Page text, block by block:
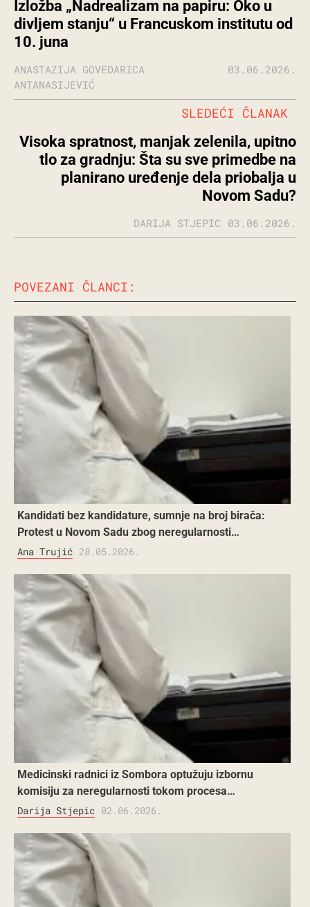
Izložba „Nadrealizam na papiru: Oko u
divljem stanju“ u Francuskom institutu od
10. juna
ANASTAZIJA GOVEDARICA
ANTANASIJEVIĆ
03.06.2026.
Visoka spratnost, manjak zelenila, upitno
tlo za gradnju: Šta su sve primedbe na
planirano uređenje dela priobalja u
Novom Sadu?
SLEDEĆI ČLANAK
DARIJA STJEPIC 03.06.2026.
POVEZANI ČLANCI:
Kandidati bez kandidature, sumnje na broj birača:
Protest u Novom Sadu zbog neregularnosti…
Ana Trujić 28.05.2026.
Medicinski radnici iz Sombora optužuju izbornu
komisiju za neregularnosti tokom procesa…
Darija Stjepic 02.06.2026.